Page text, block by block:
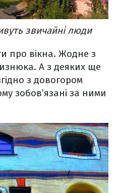
звичайні люди
про вікна. Жодне з
А з деяких ще
з довогором
зобов’язані за ними